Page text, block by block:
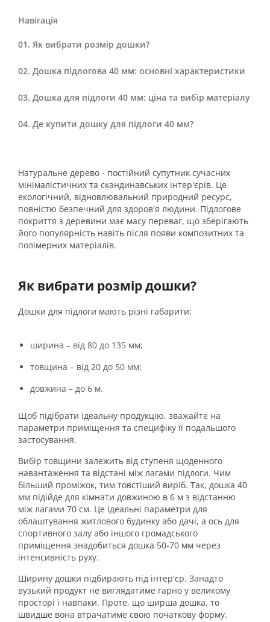
Навігація
Як вибрати розмір дошки?
Дошка підлогова 40 мм: основні характеристики
Дошка для підлоги 40 мм: ціна та вибір матеріалу
Де купити дошку для підлоги 40 мм?
Натуральне дерево - постійний супутник сучасних
мінімалістичних та скандинавських інтер'єрів. Це
екологічний, відновлювальний природний ресурс,
повністю безпечний для здоров'я людини. Підлогове
покриття з деревини має масу переваг, що зберігають
його популярність навіть після появи композитних та
полімерних матеріалів.
Як вибрати розмір дошки?
Дошки для підлоги мають різні габарити:
ширина – від 80 до 135 мм;
товщина – від 20 до 50 мм;
довжина – до 6 м.
Щоб підібрати ідеальну продукцію, зважайте на
параметри приміщення та специфіку її подальшого
застосування.
Вибір товщини залежить від ступеня щоденного
навантаження та відстані між лагами підлоги. Чим
більший проміжок, тим товстіший виріб. Так, дошка 40
мм підійде для кімнати довжиною в 6 м з відстанню
між лагами 70 см. Це ідеальні параметри для
облаштування житлового будинку або дачі, а ось для
спортивного залу або іншого громадського
приміщення знадобиться дошка 50-70 мм через
інтенсивність руху.
Ширину дошки підбирають під інтер'єр. Занадто
вузький продукт не виглядатиме гарно у великому
просторі і навпаки. Проте, що ширша дошка, то
швидше вона втрачатиме свою початкову форму.